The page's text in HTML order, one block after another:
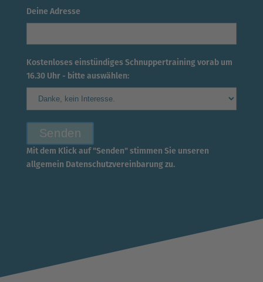
Deine Adresse
Kostenloses einstündiges Schnuppertraining vorab um
16.30 Uhr - bitte auswählen:
Mit dem Klick auf "Senden" stimmen Sie unseren
allgemein Datenschutzvereinbarung zu.